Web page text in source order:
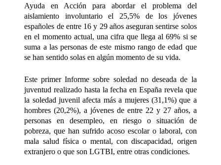
Ayuda en Acción para abordar el problema del
aislamiento involuntario el 25,5% de los jóvenes
españoles de entre 16 y 29 años aseguran sentirse solos
en el momento actual, una cifra que llega al 69% si se
suma a las personas de este mismo rango de edad que
se han sentido solas en algún momento de su vida.
Este primer Informe sobre soledad no deseada de la
juventud realizado hasta la fecha en España revela que
la soledad juvenil afecta más a mujeres (31,1%) que a
hombres (20,2%), a jóvenes de entre 22 y 27 años, a
personas en desempleo, en riesgo o situación de
pobreza, que han sufrido acoso escolar o laboral, con
mala salud física o mental, con discapacidad, origen
extranjero o que son LGTBI, entre otras condiciones.